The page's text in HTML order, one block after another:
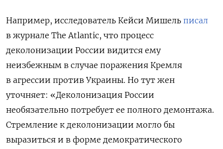
Например, исследователь Кейси Мишель писал
в журнале The Atlantic, что процесс
деколонизации России видится ему
неизбежным в случае поражения Кремля
в агрессии против Украины. Но тут жен
уточняет: «Деколонизация России
необязательно потребует ее полного демонтажа.
Стремление к деколонизации могло бы
выразиться и в форме демократического